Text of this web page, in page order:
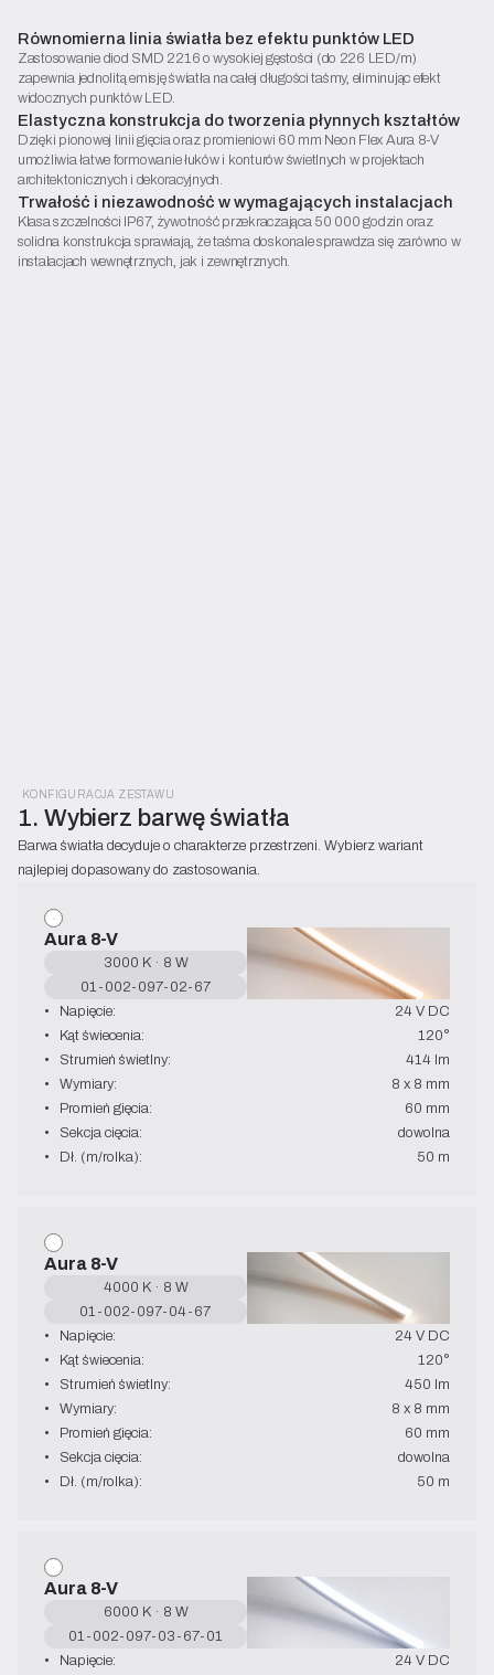
architektonicznych
oraz
dekoracyjnych.
Karta katalogowa
Kontakt
Rozpocznij konfigurację
Równomierna linia światła bez efektu punktów LED
Zastosowanie diod SMD 2216 o wysokiej gęstości (do 226 LED/m)
zapewnia jednolitą emisję światła na całej długości taśmy, eliminując efekt
widocznych punktów LED.
Elastyczna konstrukcja do tworzenia płynnych kształtów
Dzięki pionowej linii gięcia oraz promieniowi 60 mm Neon Flex Aura 8-V
umożliwia łatwe formowanie łuków i konturów świetlnych w projektach
architektonicznych i dekoracyjnych.
Trwałość i niezawodność w wymagających instalacjach
Klasa szczelności IP67, żywotność przekraczająca 50 000 godzin oraz
solidna konstrukcja sprawiają, że taśma doskonale sprawdza się zarówno w
instalacjach wewnętrznych, jak i zewnętrznych.
KONFIGURACJA ZESTAWU
1. Wybierz barwę światła
Barwa światła decyduje o charakterze przestrzeni. Wybierz wariant
najlepiej dopasowany do zastosowania.
Aura 8-V
3000 K · 8 W
01-002-097-02-67
•   Napięcie:
24 V DC
•   Kąt świecenia:
120°
•   Strumień świetlny:
414 lm
•   Wymiary:
8 x 8 mm
•   Promień gięcia:
60 mm
•   Sekcja cięcia:
dowolna
•   Dł. (m/rolka):
50 m
Aura 8-V
4000 K · 8 W
01-002-097-04-67
•   Napięcie:
24 V DC
•   Kąt świecenia:
120°
•   Strumień świetlny:
450 lm
•   Wymiary:
8 x 8 mm
•   Promień gięcia:
60 mm
•   Sekcja cięcia:
dowolna
•   Dł. (m/rolka):
50 m
Aura 8-V
6000 K · 8 W
01-002-097-03-67-01
•   Napięcie:
24 V DC